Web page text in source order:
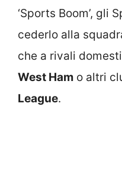
‘Sports Boom’, gli
cederlo alla
che a rivali
West Ham o altri
League.